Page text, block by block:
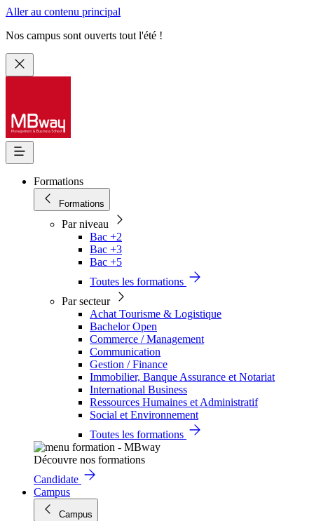
Aller au contenu principal
Nos campus sont ouverts tout l'été !
Formations
Formations
Par niveau
Bac +2
Bac +3
Bac +5
Toutes les formations
Par secteur
Achat Tourisme & Logistique
Bachelor Open
Commerce / Management
Communication
Gestion / Finance
Immobilier, Banque Assurance et Notariat
International Business
Ressources Humaines et Administratif
Social et Environnement
Toutes les formations
Découvre nos formations
Candidate
Campus
Campus